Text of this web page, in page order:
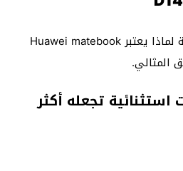
توضح هذه الأسباب الخمسة لماذا يعتبر Huawei matebook
تجعله أكثر